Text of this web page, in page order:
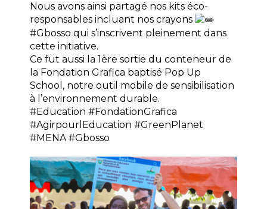
Nous avons ainsi partagé nos kits éco-
responsables incluant nos crayons
#Gbosso qui s’inscrivent pleinement dans
cette initiative.
Ce fut aussi la 1ère sortie du conteneur de
la Fondation Grafica baptisé Pop Up
School, notre outil mobile de sensibilisation
à l’environnement durable.
#Education #FondationGrafica
#AgirpourlEducation #GreenPlanet
#MENA #Gbosso